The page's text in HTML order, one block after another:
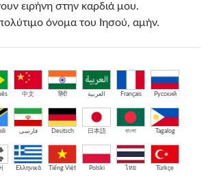
ειρήνη στην καρδιά μου.
όνομα του Ιησού, αμήν.
中文 हिंदी العربية Français Русский
فارسی Deutsch 日本語 বাংলা Tagalog
Ελληνικά Tiếng Việt Polski ไทย Türkçe